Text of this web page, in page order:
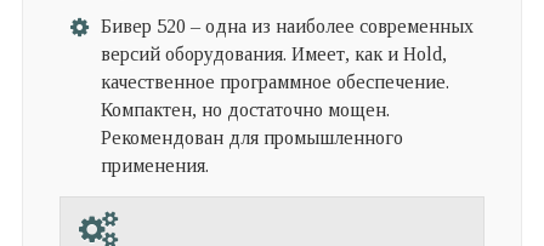
Бивер 520 – одна из наиболее современных
версий оборудования. Имеет, как и Hold,
качественное программное обеспечение.
Компактен, но достаточно мощен.
Рекомендован для промышленного
применения.